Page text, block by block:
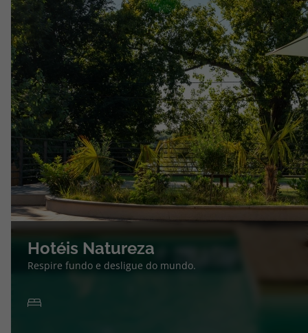
Hotéis Natureza
Respire fundo e desligue do mundo.